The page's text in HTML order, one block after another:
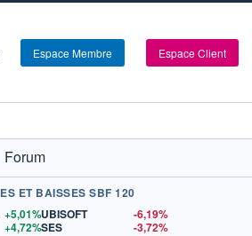
Espace Membre Espace Client
Forum
ET BAISSES SBF 120
+5,01%
+4,72%
UBISOFT
-6,19%
SES
-3,72%